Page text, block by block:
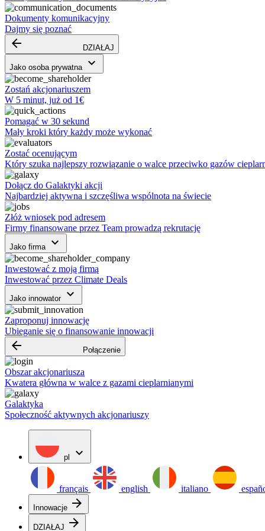
Dokumenty komunikacyjny
Dajmy się poznać
arrow_backward DZIAŁAJ
Jako osoba prywatna keyboard_arrow_down
Zostań akcjonariuszem
W 5 minut, już od 1€
Pomagać w 30 sekund
Mały kroki który każdy może wykonać
Zostać ocenującym
Który szuka najlepszy rozwiązanie o walce przeciwko gazów
Dołącz do Galaktyki akcji
Najbardziej aktywna i szczęśliwa wspólnota na świecie
Złóż wniosek pod adresem
Firmy finansowane przez Team prowadzą rekrutację
Jako firma keyboard_arrow_down
Inwestować z moją firmą
Inwestować przez Climate Deals
Jako innowator keyboard_arrow_down
Zaproponuj innowację
Ubieganie się o finansowanie innowacji
arrow_backward Połączenie
Obszar akcjonariusza
Kwatera główna w walce z gazami cieplarnianymi
Galaktyka
Społeczność aktywnych akcjonariuszy
pl expand_more
français english italiano
Innowacje arrow_forward
DZIAŁAJ arrow_forward